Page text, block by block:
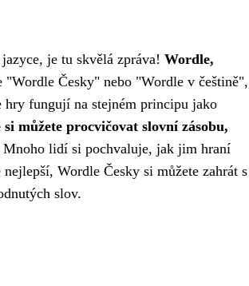
je tu skvělá zpráva! Wordle,
"Wordle Česky" nebo "Wordle v češtině",
hry fungují na stejném principu jako
si můžete procvičovat slovní zásobu,
Mnoho lidí si pochvaluje, jak jim hraní
Wordle Česky si můžete zahrát s
slov.